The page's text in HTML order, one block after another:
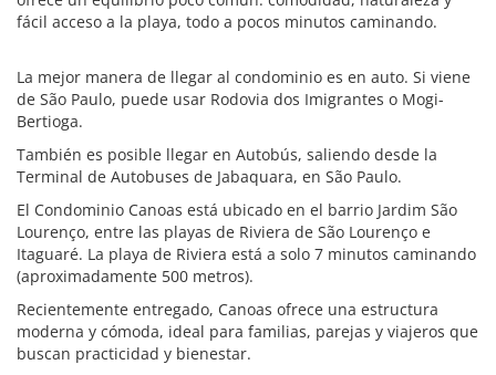
fácil acceso a la playa, todo a pocos minutos caminando.
La mejor manera de llegar al condominio es en auto. Si viene
de São Paulo, puede usar Rodovia dos Imigrantes o Mogi-
Bertioga.
También es posible llegar en Autobús, saliendo desde la
Terminal de Autobuses de Jabaquara, en São Paulo.
El Condominio Canoas está ubicado en el barrio Jardim São
Lourenço, entre las playas de Riviera de São Lourenço e
Itaguaré. La playa de Riviera está a solo 7 minutos caminando
(aproximadamente 500 metros).
Recientemente entregado, Canoas ofrece una estructura
moderna y cómoda, ideal para familias, parejas y viajeros que
buscan practicidad y bienestar.